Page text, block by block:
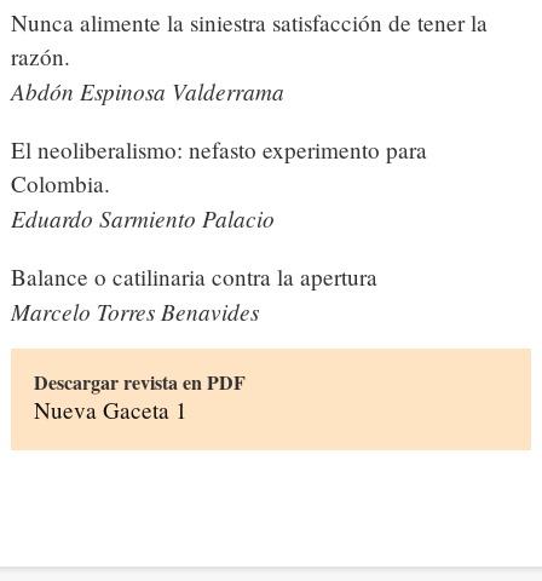
Nunca alimente la siniestra satisfacción de tener la
razón.
Abdón Espinosa Valderrama
El neoliberalismo: nefasto experimento para
Colombia.
Eduardo Sarmiento Palacio
Balance o catilinaria contra la apertura
Marcelo Torres Benavides
Descargar revista en PDF
Nueva Gaceta 1